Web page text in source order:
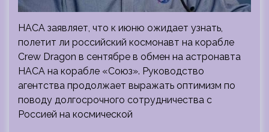
НАСА заявляет, что к июню ожидает узнать,
полетит ли российский космонавт на корабле
Crew Dragon в сентябре в обмен на астронавта
НАСА на корабле «Союз». Руководство
агентства продолжает выражать оптимизм по
поводу долгосрочного сотрудничества с
Россией на космической